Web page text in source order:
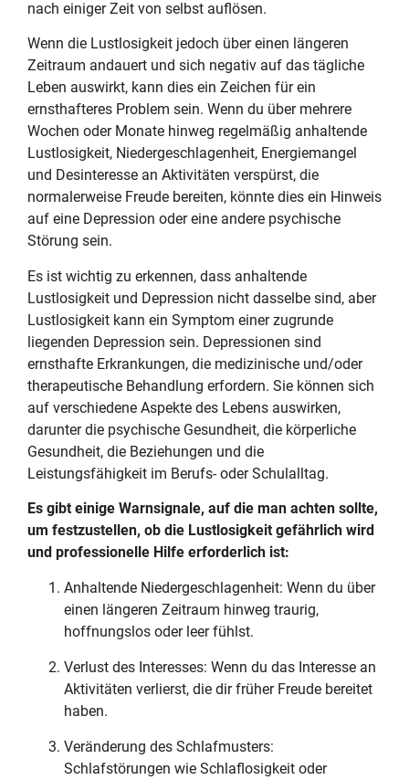
nach einiger Zeit von selbst auflösen.
Wenn die Lustlosigkeit jedoch über einen längeren
Zeitraum andauert und sich negativ auf das tägliche
Leben auswirkt, kann dies ein Zeichen für ein
ernsthafteres Problem sein. Wenn du über mehrere
Wochen oder Monate hinweg regelmäßig anhaltende
Lustlosigkeit, Niedergeschlagenheit, Energiemangel
und Desinteresse an Aktivitäten verspürst, die
normalerweise Freude bereiten, könnte dies ein Hinweis
auf eine Depression oder eine andere psychische
Störung sein.
Es ist wichtig zu erkennen, dass anhaltende
Lustlosigkeit und Depression nicht dasselbe sind, aber
Lustlosigkeit kann ein Symptom einer zugrunde
liegenden Depression sein. Depressionen sind
ernsthafte Erkrankungen, die medizinische und/oder
therapeutische Behandlung erfordern. Sie können sich
auf verschiedene Aspekte des Lebens auswirken,
darunter die psychische Gesundheit, die körperliche
Gesundheit, die Beziehungen und die
Leistungsfähigkeit im Berufs- oder Schulalltag.
Es gibt einige Warnsignale, auf die man achten sollte,
um festzustellen, ob die Lustlosigkeit gefährlich wird
und professionelle Hilfe erforderlich ist:
Anhaltende Niedergeschlagenheit: Wenn du über
einen längeren Zeitraum hinweg traurig,
hoffnungslos oder leer fühlst.
Verlust des Interesses: Wenn du das Interesse an
Aktivitäten verlierst, die dir früher Freude bereitet
haben.
Veränderung des Schlafmusters:
Schlafstörungen wie Schlaflosigkeit oder